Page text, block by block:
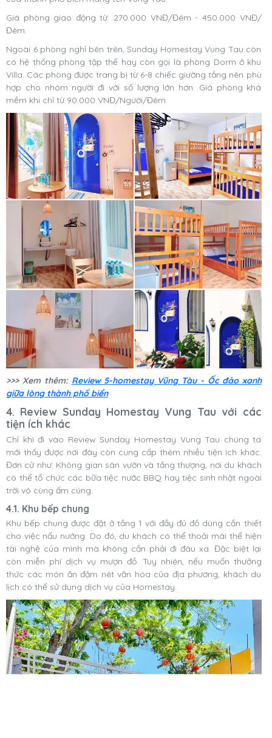
Giá phòng giao động từ: 270.000 VNĐ/Đêm - 450.000 VNĐ/
Đêm.
Ngoài 6 phòng nghỉ bên trên, Sunday Homestay Vung Tau còn
có hệ thống phòng tập thể hay còn gọi là phòng Dorm ở khu
Villa. Các phòng được trang bị từ 6-8 chiếc giường tầng nên phù
hợp cho nhóm người đi với số lượng lớn hơn. Giá phòng khá
mềm khi chỉ từ 90.000 VNĐ/Người/Đêm.
>>> Xem thêm: Review 5-homestay Vũng Tàu - Ốc đảo xanh
giữa lòng thành phố biển
4. Review Sunday Homestay Vung Tau với các
tiện ích khác
Chỉ khi đi vào Review Sunday Homestay Vung Tau chúng ta
mới thấy được nơi đây còn cung cấp thêm nhiều tiện ích khác.
Đơn cử như: Không gian sân vườn và tầng thượng, nơi du khách
có thể tổ chức các bữa tiệc nước BBQ hay tiệc sinh nhật ngoài
trời vô cùng ấm cúng.
4.1. Khu bếp chung
Khu bếp chung được đặt ở tầng 1 với đầy đủ đồ dùng cần thiết
cho việc nấu nướng. Do đó, du khách có thể thoải mái thể hiện
tài nghệ của mình mà không cần phải đi đâu xa. Đặc biệt lại
còn miễn phí dịch vụ mượn đồ. Tuy nhiên, nếu muốn thưởng
thức các món ăn đậm nét văn hóa của địa phương, khách du
lịch có thể sử dụng dịch vụ của Homestay.